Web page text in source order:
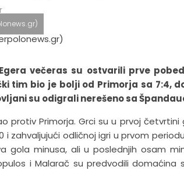
večeras su ostvarili prve
tim bio je bolji od Primorja sa 7:4,
su odigrali nerešeno sa
protiv Primorja. Grci su u prvoj četvrtini
zahvaljujući odličnoj igri u prvom
gola minusa, ali u poslednjih osam
i Malarač su predvodili